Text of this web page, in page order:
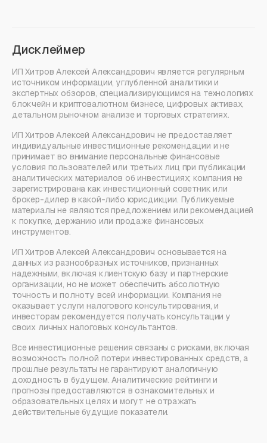
Дисклеймер
ИП Хитров Алексей Александрович является регулярным
источником информации, углубленной аналитики и
экспертных обзоров, специализирующимся на технологиях
блокчейн и криптовалютном бизнесе, цифровых активах,
детальном рыночном анализе и торговых стратегиях.
ИП Хитров Алексей Александрович не предоставляет
индивидуальные инвестиционные рекомендации и не
принимает во внимание персональные финансовые
условия пользователей или третьих лиц при публикации
аналитических материалов об инвестициях; компания не
зарегистрирована как инвестиционный советник или
брокер-дилер в какой-либо юрисдикции. Публикуемые
материалы не являются предложением или рекомендацией
к покупке, держанию или продаже финансовых
инструментов.
ИП Хитров Алексей Александрович основывается на
данных из разнообразных источников, признанных
надежными, включая клиентскую базу и партнерские
организации, но не может обеспечить абсолютную
точность и полноту всей информации. Компания не
оказывает услуги налогового консультирования, и
инвесторам рекомендуется получать консультации у
своих личных налоговых консультантов.
Все инвестиционные решения связаны с рисками, включая
возможность полной потери инвестированных средств, а
прошлые результаты не гарантируют аналогичную
доходность в будущем. Аналитические рейтинги и
прогнозы предоставляются в ознакомительных и
образовательных целях и могут не отражать
действительные будущие показатели.